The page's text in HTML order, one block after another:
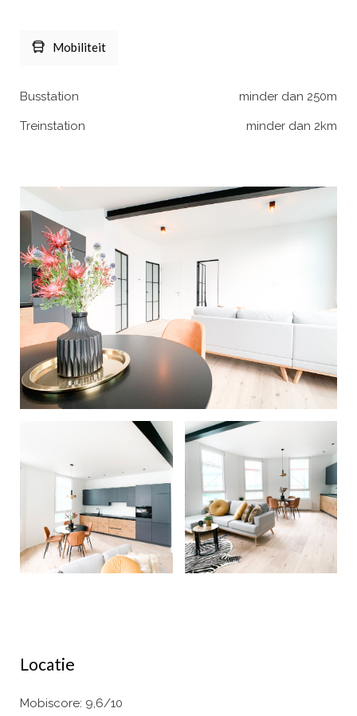
Mobiliteit
Busstation minder dan 250m
Treinstation minder dan 2km
Locatie
Mobiscore: 9,6/10